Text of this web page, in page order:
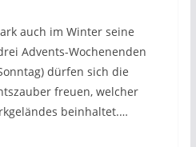
auch im Winter seine
Advents-Wochenenden
dürfen sich die
freuen, welcher
beinhaltet.…